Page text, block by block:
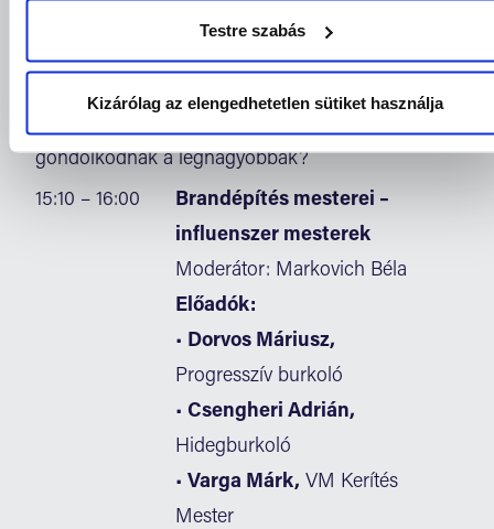
Testre szabás
Kizárólag az elengedhetetlen sütiket használja
Magyarország Kft.
•Gódi Attila, ügyvezető,
💡 Tapasztalatok első kézből – hogyan
gondolkodnak a legnagyobbak?
15:10 – 16:00
Brandépítés mesterei –
influenszer mesterek
Moderátor: Markovich Béla
Előadók:
• Dorvos Máriusz,
Progresszív burkoló
• Csengheri Adrián,
Hidegburkoló
• Varga Márk, VM Kerítés
Mester